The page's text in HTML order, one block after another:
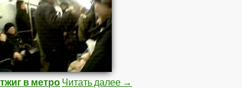
в метро Читать далее Подборка Видео 2
→